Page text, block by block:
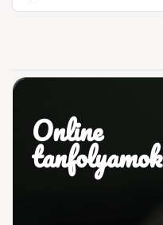
Online
tanfolyamok